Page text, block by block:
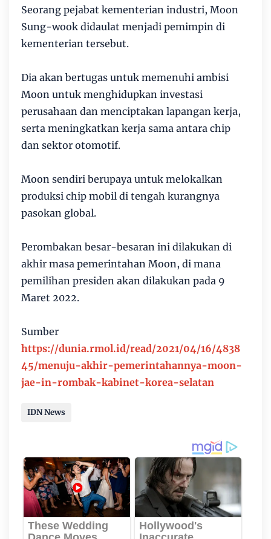
Seorang pejabat kementerian industri, Moon
Sung-wook didaulat menjadi pemimpin di
kementerian tersebut.
Dia akan bertugas untuk memenuhi ambisi
Moon untuk menghidupkan investasi
perusahaan dan menciptakan lapangan kerja,
serta meningkatkan kerja sama antara chip
dan sektor otomotif.
Moon sendiri berupaya untuk melokalkan
produksi chip mobil di tengah kurangnya
pasokan global.
Perombakan besar-besaran ini dilakukan di
akhir masa pemerintahan Moon, di mana
pemilihan presiden akan dilakukan pada 9
Maret 2022.
Sumber
https://dunia.rmol.id/read/2021/04/16/4838
45/menuju-akhir-pemerintahannya-moon-
jae-in-rombak-kabinet-korea-selatan
IDN News